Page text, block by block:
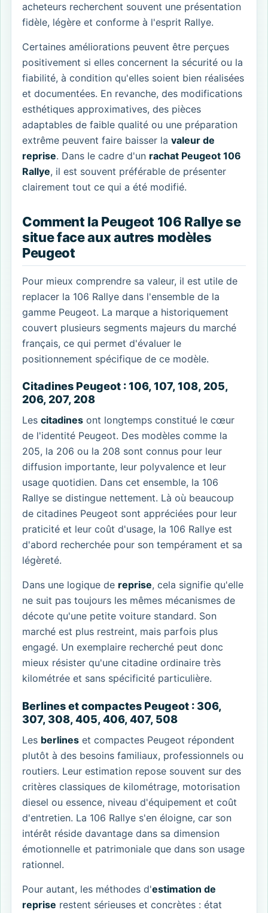
acheteurs recherchent souvent une présentation
fidèle, légère et conforme à l'esprit Rallye.
Certaines améliorations peuvent être perçues
positivement si elles concernent la sécurité ou la
fiabilité, à condition qu'elles soient bien réalisées
et documentées. En revanche, des modifications
esthétiques approximatives, des pièces
adaptables de faible qualité ou une préparation
extrême peuvent faire baisser la valeur de
reprise. Dans le cadre d'un rachat Peugeot 106
Rallye, il est souvent préférable de présenter
clairement tout ce qui a été modifié.
Comment la Peugeot 106 Rallye se
situe face aux autres modèles
Peugeot
Pour mieux comprendre sa valeur, il est utile de
replacer la 106 Rallye dans l'ensemble de la
gamme Peugeot. La marque a historiquement
couvert plusieurs segments majeurs du marché
français, ce qui permet d'évaluer le
positionnement spécifique de ce modèle.
Citadines Peugeot : 106, 107, 108, 205,
206, 207, 208
Les citadines ont longtemps constitué le cœur
de l'identité Peugeot. Des modèles comme la
205, la 206 ou la 208 sont connus pour leur
diffusion importante, leur polyvalence et leur
usage quotidien. Dans cet ensemble, la 106
Rallye se distingue nettement. Là où beaucoup
de citadines Peugeot sont appréciées pour leur
praticité et leur coût d'usage, la 106 Rallye est
d'abord recherchée pour son tempérament et sa
légèreté.
Dans une logique de reprise, cela signifie qu'elle
ne suit pas toujours les mêmes mécanismes de
décote qu'une petite voiture standard. Son
marché est plus restreint, mais parfois plus
engagé. Un exemplaire recherché peut donc
mieux résister qu'une citadine ordinaire très
kilométrée et sans spécificité particulière.
Berlines et compactes Peugeot : 306,
307, 308, 405, 406, 407, 508
Les berlines et compactes Peugeot répondent
plutôt à des besoins familiaux, professionnels ou
routiers. Leur estimation repose souvent sur des
critères classiques de kilométrage, motorisation
diesel ou essence, niveau d'équipement et coût
d'entretien. La 106 Rallye s'en éloigne, car son
intérêt réside davantage dans sa dimension
émotionnelle et patrimoniale que dans son usage
rationnel.
Pour autant, les méthodes d'estimation de
reprise restent sérieuses et concrètes : état